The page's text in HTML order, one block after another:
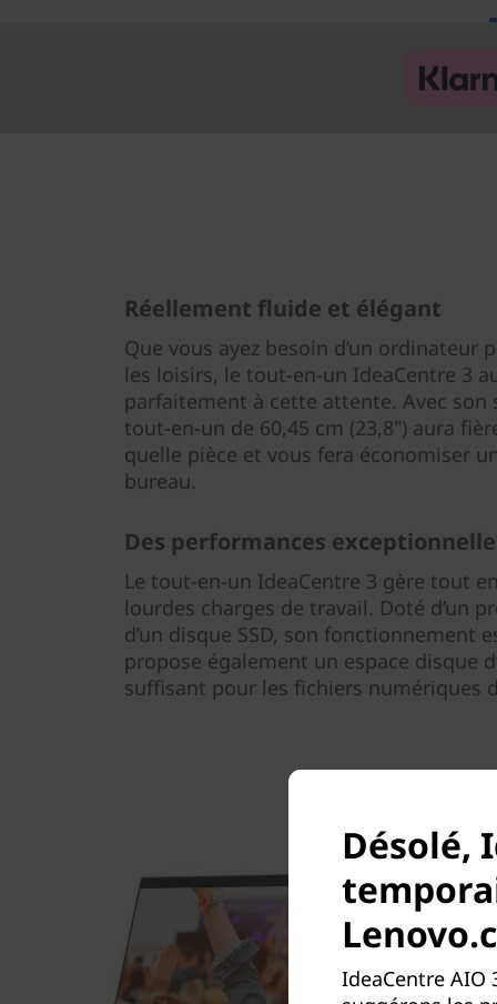
Réellement fluide et élégant
Que vous ayez besoin d’un ordinateur
les loisirs, le tout-en-un IdeaCentre 3
parfaitement à cette attente. Avec son
tout-en-un de 60,45 cm (23,8") aura
quelle pièce et vous fera économiser
bureau.
Des performances
Le tout-en-un IdeaCentre 3 gère tout
lourdes charges de travail. Doté d’un
d’un disque SSD, son fonctionnement
propose également un espace disque
suffisant pour les fichiers numériques
Désolé,
IdeaCentre AIO